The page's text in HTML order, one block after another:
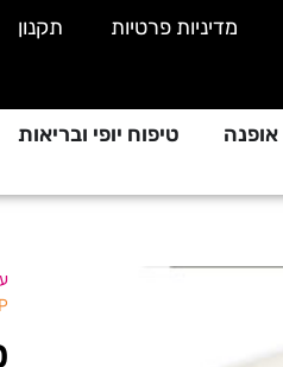
מדיניות פרטיות תקנון
אופנה טיפוח יופי ובריאות